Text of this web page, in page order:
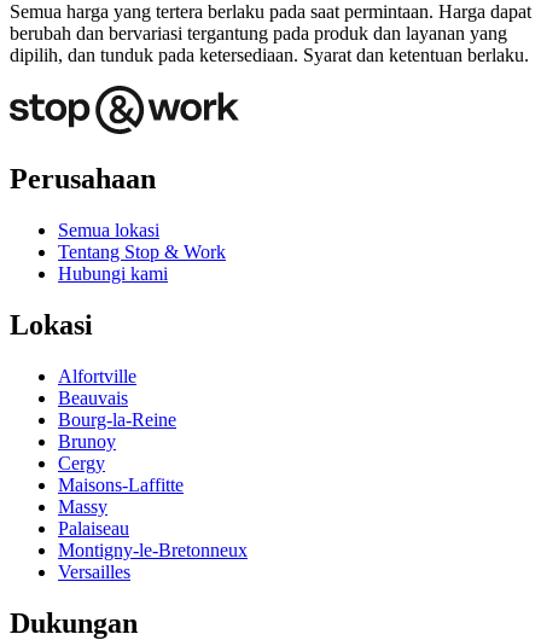
Semua harga yang tertera berlaku pada saat permintaan. Harga dapat
berubah dan bervariasi tergantung pada produk dan layanan yang
dipilih, dan tunduk pada ketersediaan. Syarat dan ketentuan berlaku.
Perusahaan
Semua lokasi
Tentang Stop & Work
Hubungi kami
Lokasi
Alfortville
Beauvais
Bourg-la-Reine
Brunoy
Cergy
Maisons-Laffitte
Massy
Palaiseau
Montigny-le-Bretonneux
Versailles
Dukungan